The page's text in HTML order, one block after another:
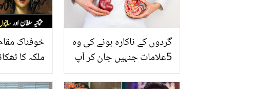
خوفناک
ملکہ کا
گردوں کے ناکارہ ہونے کی وہ
5علامات جنہیں جان کر آپ